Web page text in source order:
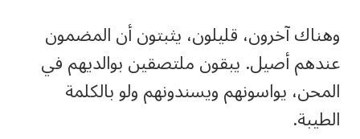
وهناك آخرون، قليلون، يثبتون أن المضمون
عندهم أصيل. يبقون ملتصقين بوالديهم في
المحن، يواسونهم ويسندونهم ولو بالكلمة
الطيبة.